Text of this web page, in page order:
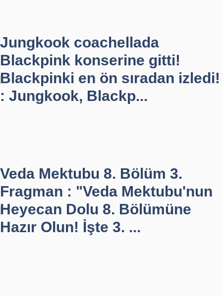
Jungkook coachellada
Blackpink konserine gitti!
Blackpinki en ön sıradan izledi!
: Jungkook, Blackp...
Veda Mektubu 8. Bölüm 3.
Fragman : "Veda Mektubu'nun
Heyecan Dolu 8. Bölümüne
Hazır Olun! İşte 3. ...